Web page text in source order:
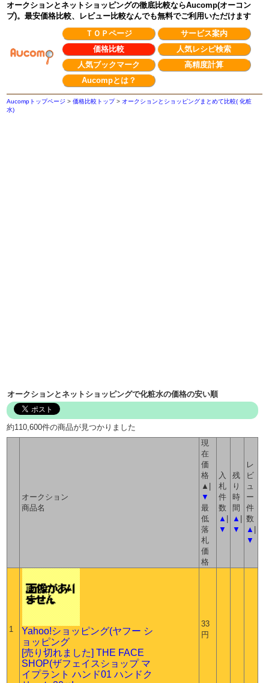
オークションとネットショッピングの徹底比較ならAucomp(オーコン
プ)。最安価格比較、レビュー比較なんでも無料でご利用いただけます
ＴＯＰページ
サービス案内
価格比較
人気レシピ検索
人気ブックマーク
高精度計算
Aucompとは？
Aucompトップページ >価格比較トップ> オークションとショッピングまとめて比較( 化粧
水)
オークションとネットショッピングで化粧水の価格の安い順
約110,600件の商品が見つかりました
オークション
商品名
現
在
価
格
▲|
▼
最
低
落
札
価
格
入
札
件
数
▲ |
▼
残
り
時
間
▲ |
▼
レ
ビ
ュ
ー
件
数
▲ |
▼
1
Yahoo!ショッピング(ヤフー シ
ョッピング
[売り切れました] THE FACE
SHOP(ザフェイスショップ マ
イプラント ハンド01 ハンドク
33
円